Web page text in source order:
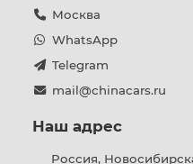
Москва
WhatsApp
Telegram
mail@chinacars.ru
Наш адрес
Россия,